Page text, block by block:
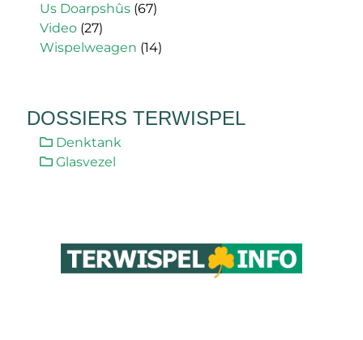
Us Doarpshûs (67)
Video (27)
Wispelweagen (14)
DOSSIERS TERWISPEL
Denktank
Glasvezel